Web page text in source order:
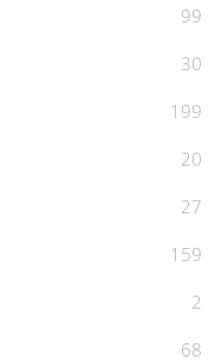
99
30
199
20
27
159
2
68